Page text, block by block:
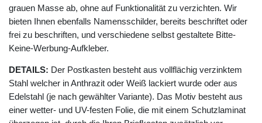
grauen Masse ab, ohne auf Funktionalität zu verzichten. Wir
bieten Ihnen ebenfalls Namensschilder, bereits beschriftet oder
frei zu beschriften, und verschiedene selbst gestaltete Bitte-
Keine-Werbung-Aufkleber.
DETAILS: Der Postkasten besteht aus vollflächig verzinktem
Stahl welcher in Anthrazit oder Weiß lackiert wurde oder aus
Edelstahl (je nach gewählter Variante). Das Motiv besteht aus
einer wetter- und UV-festen Folie, die mit einem Schutzlaminat